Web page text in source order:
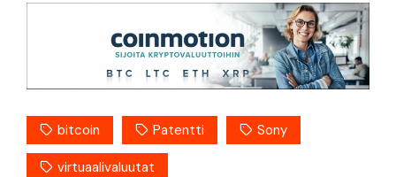
bitcoin Patentti Sony
virtuaalivaluutat